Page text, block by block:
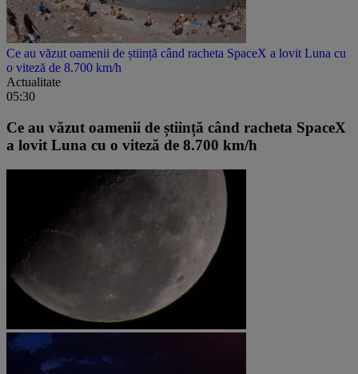
Ce au văzut oamenii de știință când racheta SpaceX a lovit Luna cu
o viteză de 8.700 km/h
Actualitate
05:30
Ce au văzut oamenii de știință când racheta SpaceX
a lovit Luna cu o viteză de 8.700 km/h